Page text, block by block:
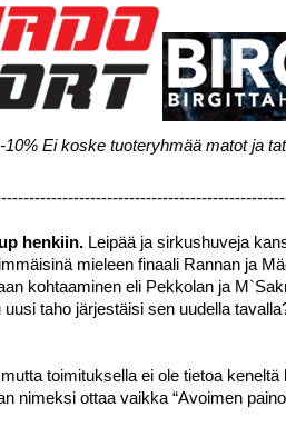
Ei koske tuoteryhmää matot ja
henkiin. Leipää ja sirkushuveja
mieleen finaali Rannan ja
kohtaaminen eli Pekkolan ja
taho järjestäisi sen uudella
toimituksella ei ole tietoa
nimeksi ottaa vaikka “Avoimen